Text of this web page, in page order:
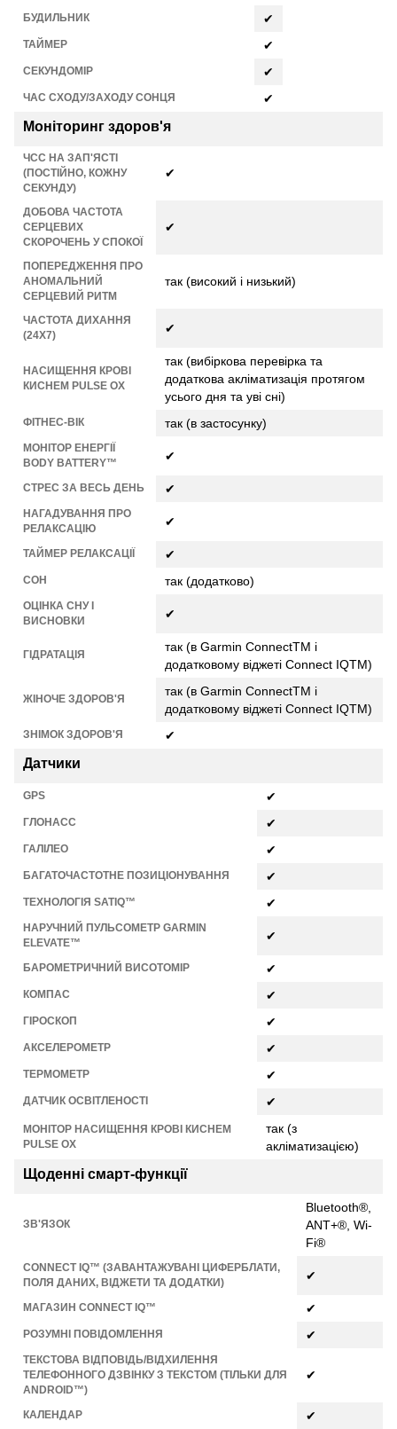
БУДИЛЬНИК ✔
ТАЙМЕР ✔
СЕКУНДОМІР ✔
ЧАС СХОДУ/ЗАХОДУ СОНЦЯ ✔
Моніторинг здоров'я
ЧСС НА ЗАП'ЯСТІ
(ПОСТІЙНО, КОЖНУ
СЕКУНДУ)
✔
ДОБОВА ЧАСТОТА
СЕРЦЕВИХ
СКОРОЧЕНЬ У СПОКОЇ
✔
ПОПЕРЕДЖЕННЯ ПРО
АНОМАЛЬНИЙ
СЕРЦЕВИЙ РИТМ
так (високий і низький)
ЧАСТОТА ДИХАННЯ
(24X7)
✔
НАСИЩЕННЯ КРОВІ
КИСНЕМ PULSE OX
так (вибіркова перевірка та
додаткова акліматизація протягом
усього дня та уві сні)
ФІТНЕС-ВІК так (в застосунку)
МОНІТОР ЕНЕРГІЇ
BODY BATTERY™
✔
СТРЕС ЗА ВЕСЬ ДЕНЬ ✔
НАГАДУВАННЯ ПРО
РЕЛАКСАЦІЮ
✔
ТАЙМЕР РЕЛАКСАЦІЇ ✔
СОН так (додатково)
ОЦІНКА СНУ І
ВИСНОВКИ
✔
ГІДРАТАЦІЯ
так (в Garmin ConnectTM і
додатковому віджеті Connect IQTM)
ЖІНОЧЕ ЗДОРОВ'Я
так (в Garmin ConnectTM і
додатковому віджеті Connect IQTM)
ЗНІМОК ЗДОРОВ'Я ✔
Датчики
GPS ✔
ГЛОНАСС ✔
ГАЛІЛЕО ✔
БАГАТОЧАСТОТНЕ ПОЗИЦІОНУВАННЯ ✔
ТЕХНОЛОГІЯ SATIQ™ ✔
НАРУЧНИЙ ПУЛЬСОМЕТР GARMIN
ELEVATE™
✔
БАРОМЕТРИЧНИЙ ВИСОТОМІР ✔
КОМПАС ✔
ГІРОСКОП ✔
АКСЕЛЕРОМЕТР ✔
ТЕРМОМЕТР ✔
ДАТЧИК ОСВІТЛЕНОСТІ ✔
МОНІТОР НАСИЩЕННЯ КРОВІ КИСНЕМ
PULSE OX
так (з
акліматизацією)
Щоденні смарт-функції
ЗВ'ЯЗОК
Bluetooth®,
ANT+®, Wi-
Fi®
CONNECT IQ™ (ЗАВАНТАЖУВАНІ ЦИФЕРБЛАТИ,
ПОЛЯ ДАНИХ, ВІДЖЕТИ ТА ДОДАТКИ)
✔
МАГАЗИН CONNECT IQ™ ✔
РОЗУМНІ ПОВІДОМЛЕННЯ ✔
ТЕКСТОВА ВІДПОВІДЬ/ВІДХИЛЕННЯ
ТЕЛЕФОННОГО ДЗВІНКУ З ТЕКСТОМ (ТІЛЬКИ ДЛЯ
ANDROID™)
✔
КАЛЕНДАР ✔